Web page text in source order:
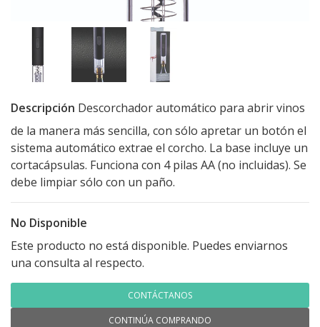
Descripción Descorchador automático para abrir vinos
de la manera más sencilla, con sólo apretar un botón el
sistema automático extrae el corcho. La base incluye un
cortacápsulas. Funciona con 4 pilas AA (no incluidas). Se
debe limpiar sólo con un paño.
No Disponible
Este producto no está disponible. Puedes enviarnos
una consulta al respecto.
CONTÁCTANOS
CONTINÚA COMPRANDO